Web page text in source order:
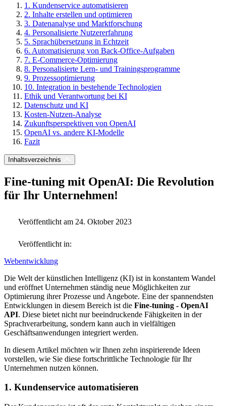
1. Kundenservice automatisieren
2. Inhalte erstellen und optimieren
3. Datenanalyse und Marktforschung
4. Personalisierte Nutzererfahrung
5. Sprachübersetzung in Echtzeit
6. Automatisierung von Back-Office-Aufgaben
7. E-Commerce-Optimierung
8. Personalisierte Lern- und Trainingsprogramme
9. Prozessoptimierung
10. Integration in bestehende Technologien
Ethik und Verantwortung bei KI
Datenschutz und KI
Kosten-Nutzen-Analyse
Zukunftsperspektiven von OpenAI
OpenAI vs. andere KI-Modelle
Fazit
Inhaltsverzeichnis
Fine-tuning mit OpenAI: Die Revolution
für Ihr Unternehmen!
Veröffentlicht am 24. Oktober 2023
Veröffentlicht in:
Webentwicklung
Die Welt der künstlichen Intelligenz (KI) ist in konstantem Wandel
und eröffnet Unternehmen ständig neue Möglichkeiten zur
Optimierung ihrer Prozesse und Angebote. Eine der spannendsten
Entwicklungen in diesem Bereich ist die Fine-tuning - OpenAI
API. Diese bietet nicht nur beeindruckende Fähigkeiten in der
Sprachverarbeitung, sondern kann auch in vielfältigen
Geschäftsanwendungen integriert werden.
In diesem Artikel möchten wir Ihnen zehn inspirierende Ideen
vorstellen, wie Sie diese fortschrittliche Technologie für Ihr
Unternehmen nutzen können.
1. Kundenservice automatisieren